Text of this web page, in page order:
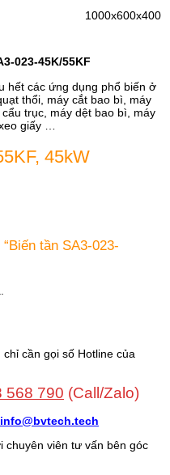
1000x600x400
023-45K/55KF
hết các ứng dụng phổ biến ở
thổi, máy cắt bao bì, máy
trục, máy dệt bao bì, máy
giấy …
45kW
tần SA3-023-
cần gọi số Hotline của
568 790 (Call/Zalo)
info@bvtech.tech
chuyên viên tư vấn bên góc